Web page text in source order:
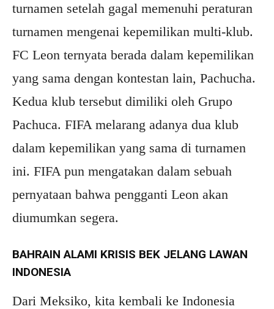
turnamen setelah gagal memenuhi peraturan
turnamen mengenai kepemilikan multi-klub.
FC Leon ternyata berada dalam kepemilikan
yang sama dengan kontestan lain, Pachucha.
Kedua klub tersebut dimiliki oleh Grupo
Pachuca. FIFA melarang adanya dua klub
dalam kepemilikan yang sama di turnamen
ini. FIFA pun mengatakan dalam sebuah
pernyataan bahwa pengganti Leon akan
diumumkan segera.
BAHRAIN ALAMI KRISIS BEK JELANG LAWAN
INDONESIA
Dari Meksiko, kita kembali ke Indonesia